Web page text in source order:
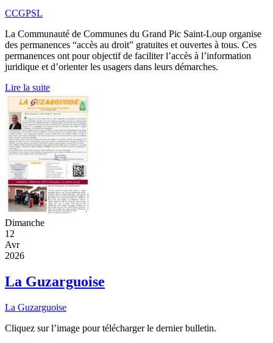
CCGPSL
La Communauté de Communes du Grand Pic Saint-Loup organise
des permanences “accès au droit” gratuites et ouvertes à tous. Ces
permanences ont pour objectif de faciliter l’accès à l’information
juridique et d’orienter les usagers dans leurs démarches.
Lire la suite
Dimanche
12
Avr
2026
La Guzarguoise
La Guzarguoise
Cliquez sur l’image pour télécharger le dernier bulletin.